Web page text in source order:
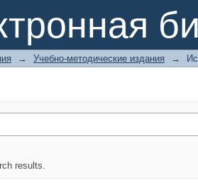
→ Учебно-методические издания →
results.